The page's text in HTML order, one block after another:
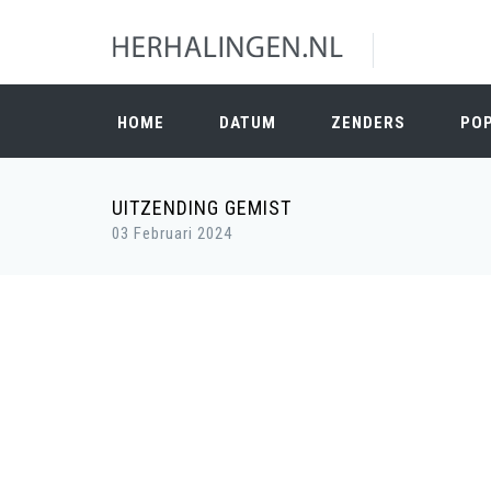
HOME DATUM ZENDERS
UITZENDING GEMIST
03 Februari 2024